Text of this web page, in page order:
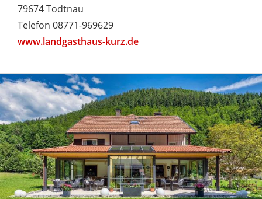
79674 Todtnau
Telefon 08771-969629
www.landgasthaus-kurz.de